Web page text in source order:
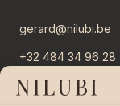
gerard@nilubi.be
+32 484 34 96 28
Overlaar 11
2382 Ravels, België